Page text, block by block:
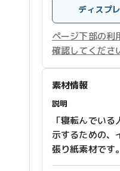
ディスプ
ページ下部の利
確認してくださ
素材情報
説明
「寝転んでい
示するための、
張り紙素材です。